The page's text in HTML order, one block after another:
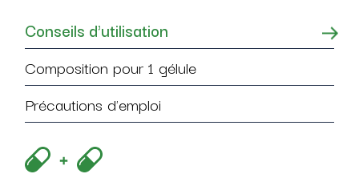
Conseils d'utilisation
Composition pour 1 gélule
Précautions d'emploi